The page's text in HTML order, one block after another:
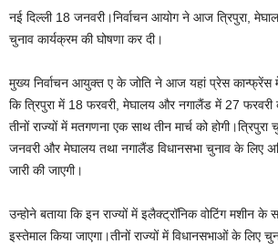
नई दिल्ली 18 जनवरी।निर्वाचन आयोग ने आज त्रिपुरा,
चुनाव कार्यक्रम की घोषणा कर दी।
मुख्य निर्वाचन आयुक्त ए के जोति ने आज यहां प्रेस कान्फ्रेंस
कि त्रिपुरा में 18 फरवरी, मेघालय और नगालैंड में 27 फरवरी
तीनों राज्यों में मतगणना एक साथ तीन मार्च को
जनवरी और मेघालय तथा नगालैंड विधानसभा चुनाव के लिए
जारी की जाएगी।
उन्होने बताया कि इन राज्यों में इलैक्ट्रॉनिक वोटिंग मशीन के
इस्तेमाल किया जाएगा।तीनों राज्यों में विधानसभाओं के लिए